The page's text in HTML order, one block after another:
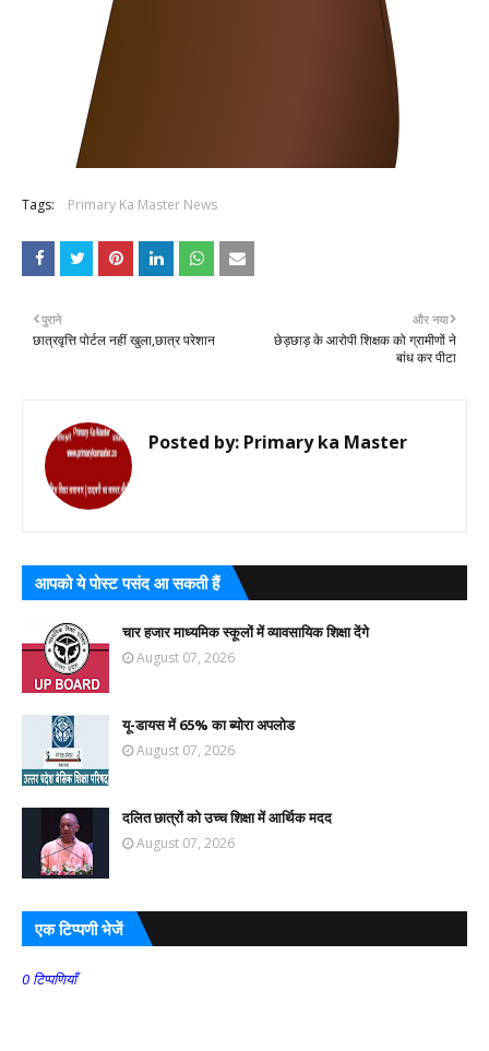
Tags: Primary Ka Master News
और नया
छेड़छाड़ के आरोपी शिक्षक को ग्रामीणों ने
बांध कर पीटा
पुराने
छात्रवृत्ति पोर्टल नहीं खुला,छात्र परेशान
Posted by: Primary ka Master
आपको ये पोस्ट पसंद आ सकती हैं
चार हजार माध्यमिक स्कूलों में व्यावसायिक शिक्षा देंगे
August 07, 2026
यू-डायस में 65% का ब्योरा अपलोड
August 07, 2026
दलित छात्रों को उच्च शिक्षा में आर्थिक मदद
August 07, 2026
एक टिप्पणी भेजें
0 टिप्पणियाँ